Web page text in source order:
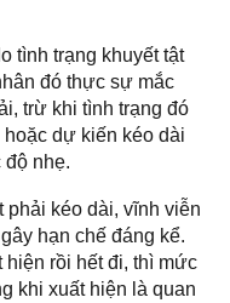
tình trạng khuyết tật
đó thực sự mắc
trừ khi tình trạng đó
dự kiến kéo dài
nhẹ.
phải kéo dài, vĩnh viễn
gây hạn chế đáng kể.
hiện rồi hết đi, thì mức
khi xuấthiện là quan